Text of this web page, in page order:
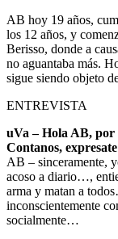
AB hoy 19 años,
los 12 años, y
Berisso, donde a
no aguantaba más.
sigue siendo objeto
ENTREVISTA
uVa – Hola AB, por
Contanos,
AB – sinceramente,
acoso a diario…,
arma y matan a
inconscientemente
socialmente…